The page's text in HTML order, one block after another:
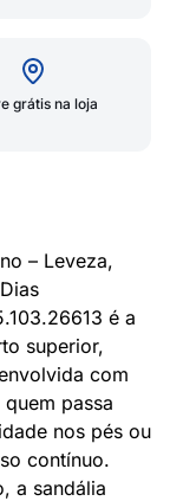
grátis na loja
– Leveza,
é a
superior,
com
passa
nos pés ou
contínuo.
a sandália